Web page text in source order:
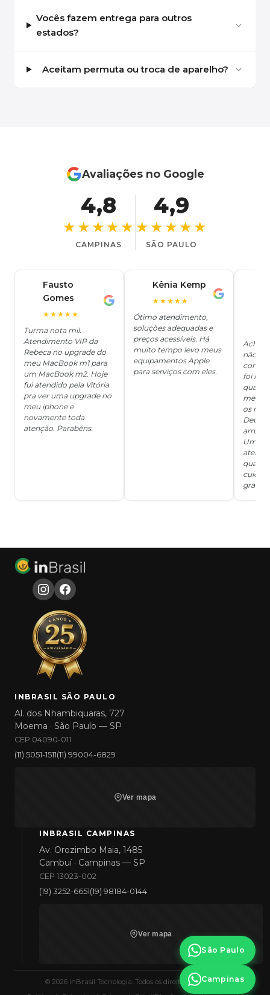
Vocês fazem entrega para outros
estados?
Aceitam permuta ou troca de aparelho?
Avaliações no Google
4,8
★★★★★
CAMPINAS
4,9
★★★★★
SÃO PAULO
Fausto
Gomes
★★★★★
Turma nota mil.
Atendimento VIP da
Rebeca no upgrade do
meu MacBook m1 para
um MacBook m2. Hoje
fui atendido pela Vitória
pra ver uma upgrade no
meu iphone e
novamente toda
atenção. Parabéns.
Kênia Kemp
★★★★★
Ótimo atendimento,
soluções adequadas e
preços acessíveis. Há
muito tempo levo meus
equipamentos Apple
para serviços com eles.
Achei
não
foi
me
os
Deus,
Um
grata!!!
INBRASIL SÃO PAULO
Al. dos Nhambiquaras, 727
Moema · São Paulo — SP
CEP 04090-011
(11) 5051-1511(11) 99004-6829
Ver mapa
INBRASIL CAMPINAS
Av. Orozimbo Maia, 1485
Cambuí · Campinas — SP
CEP 13023-002
(19) 3252-6651(19) 98184-0144
Ver mapa
© 2026 inBrasil Tecnologia. Todos os direitos reservados.
São Paulo
Campinas